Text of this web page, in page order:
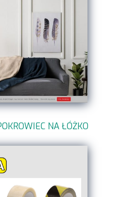
NA ŁÓŻKO